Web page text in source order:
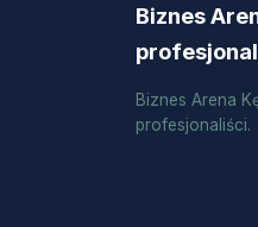
Biznes
Biznes Arena
profesjonaliści.